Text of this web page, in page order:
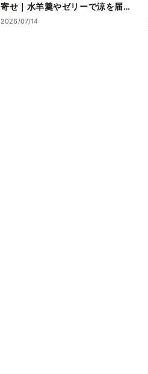
寄せ｜水羊羹やゼリーで涼を届け
る夏ギフト
2026/07/14